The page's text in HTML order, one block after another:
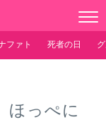
ファト 死者の日
ほっぺに